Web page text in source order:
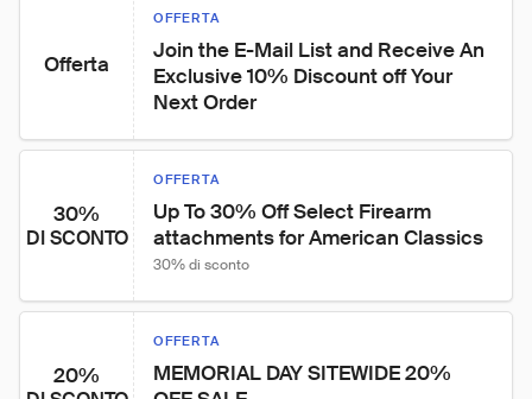
Offerta
OFFERTA
Join the E-Mail List and Receive An
Exclusive 10% Discount off Your
Next Order
30%
DI SCONTO
OFFERTA
Up To 30% Off Select Firearm
attachments for American Classics
30% di sconto
20%
OFFERTA
MEMORIAL DAY SITEWIDE 20%